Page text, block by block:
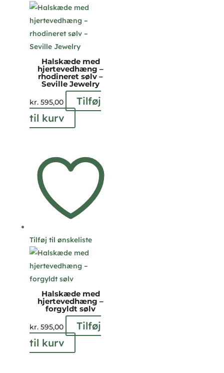
Halskæde med
hjertevedhæng –
rhodineret sølv –
Seville Jewelry
kr.595,00
Tilføj
til kurv
Tilføj til ønskeliste
Halskæde med
hjertevedhæng –
forgyldt sølv
kr.595,00
Tilføj
til kurv